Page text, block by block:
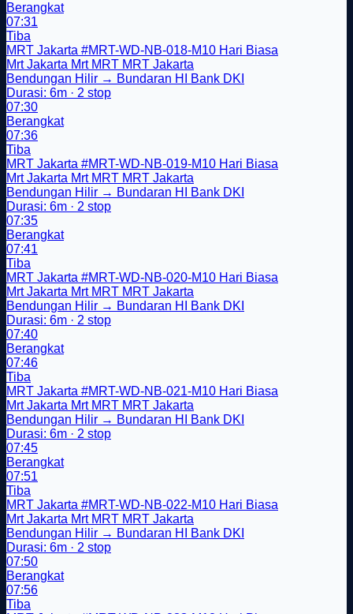
Berangkat
07:31
Tiba
MRT Jakarta #MRT-WD-NB-018-M10 Hari Biasa
Mrt Jakarta Mrt MRT MRT Jakarta
Bendungan Hilir → Bundaran HI Bank DKI
Durasi: 6m · 2 stop
07:30
Berangkat
07:36
Tiba
MRT Jakarta #MRT-WD-NB-019-M10 Hari Biasa
Mrt Jakarta Mrt MRT MRT Jakarta
Bendungan Hilir → Bundaran HI Bank DKI
Durasi: 6m · 2 stop
07:35
Berangkat
07:41
Tiba
MRT Jakarta #MRT-WD-NB-020-M10 Hari Biasa
Mrt Jakarta Mrt MRT MRT Jakarta
Bendungan Hilir → Bundaran HI Bank DKI
Durasi: 6m · 2 stop
07:40
Berangkat
07:46
Tiba
MRT Jakarta #MRT-WD-NB-021-M10 Hari Biasa
Mrt Jakarta Mrt MRT MRT Jakarta
Bendungan Hilir → Bundaran HI Bank DKI
Durasi: 6m · 2 stop
07:45
Berangkat
07:51
Tiba
MRT Jakarta #MRT-WD-NB-022-M10 Hari Biasa
Mrt Jakarta Mrt MRT MRT Jakarta
Bendungan Hilir → Bundaran HI Bank DKI
Durasi: 6m · 2 stop
07:50
Berangkat
07:56
Tiba